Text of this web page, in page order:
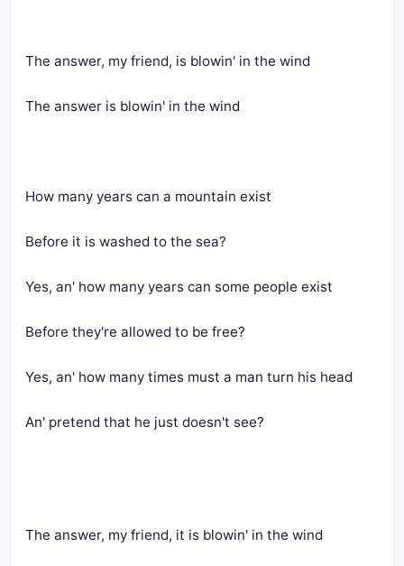
The answer, my friend, is blowin' in the wind
The answer is blowin' in the wind
How many years can a mountain exist
Before it is washed to the sea?
Yes, an' how many years can some people exist
Before they're allowed to be free?
Yes, an' how many times must a man turn his head
An' pretend that he just doesn't see?
The answer, my friend, it is blowin' in the wind